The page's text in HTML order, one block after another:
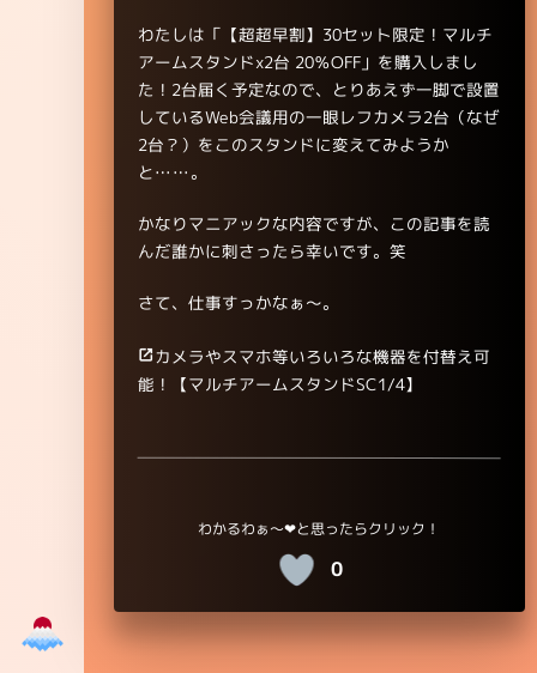
わたしは「【超超早割】30セット限定！マルチ
アームスタンドx2台 20％OFF」を購入しまし
た！2台届く予定なので、とりあえず一脚で設置
しているWeb会議用の一眼レフカメラ2台（なぜ
2台？）をこのスタンドに変えてみようか
と……。
かなりマニアックな内容ですが、この記事を読
んだ誰かに刺さったら幸いです。笑
さて、仕事すっかなぁ～。
カメラやスマホ等いろいろな機器を付替え可
能！【マルチアームスタンドSC1/4】
0